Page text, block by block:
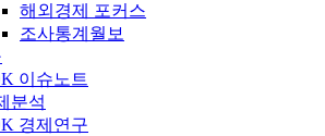
해외경제 포커스
조사통계월보
이슈노트
분석
경제연구